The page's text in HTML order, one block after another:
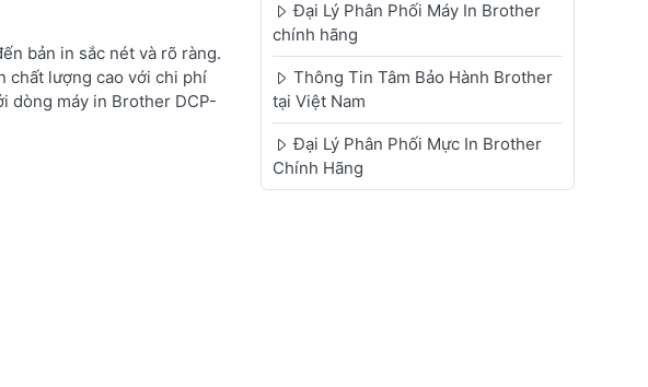
bản in sắc nét và rõ ràng.
chất lượng cao với chi phí
dòng máy in Brother DCP-
Đại Lý Phân Phối Máy In Brother
chính hãng
Thông Tin Tâm Bảo Hành Brother
tại Việt Nam
Đại Lý Phân Phối Mực In Brother
Chính Hãng